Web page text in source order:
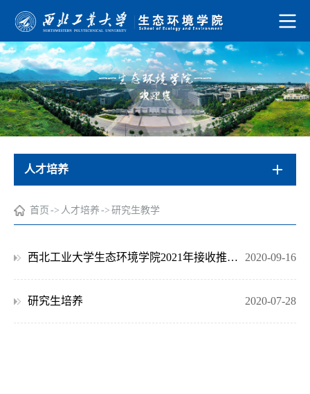
人才培养
首页 -> 人才培养 -> 研究生教学
2020-09-16
西北工业大学生态环境学院2021年接收推荐免试研究生工作安排
2020-07-28
研究生培养